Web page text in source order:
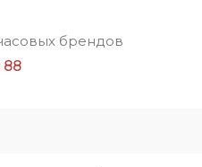
брендов
88